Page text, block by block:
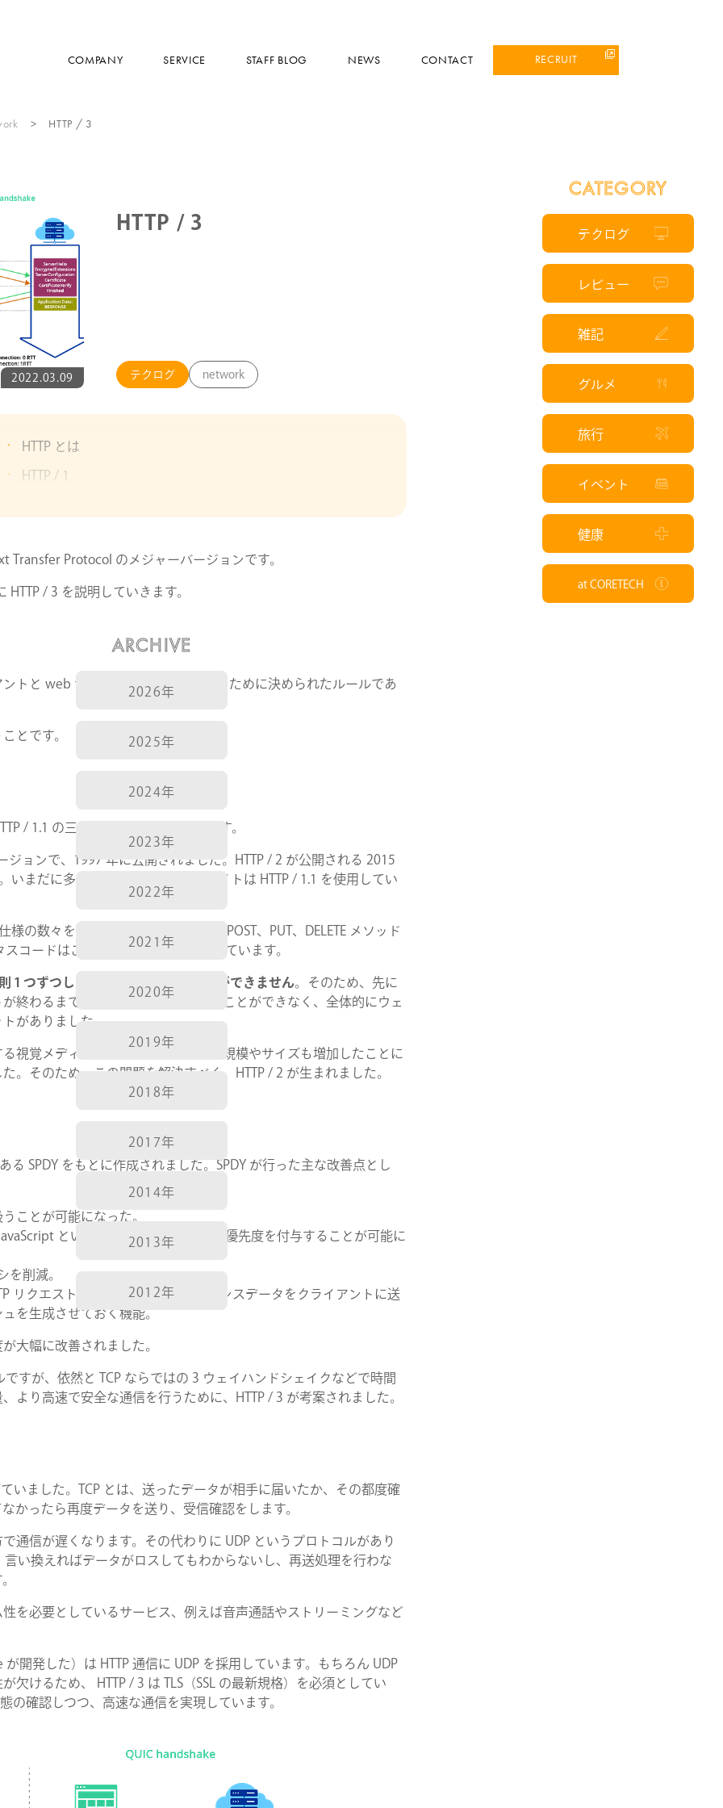
COMPANY SERVICE STAFF BLOG NEWS CONTACT RECRUIT
COMPANY
SERVICE
STAFF BLOG
NEWS
CONTACT
HTTP / 3
2022.03.09
HTTP / 3
テクログ network
HTTP とは
HTTP / 1
Transfer Protocol のメジャーバージョンです。
HTTP / 3 を説明していきます。
トと web サーバーがやり取りを行うために決められたルールであ
とです。
/ 1.1 の三つのバージョンがあります。
ジョンで、1997 年に公開されました。HTTP / 2 が公開される 2015
いまだに多くの昔からあるウェブサイトは HTTP / 1.1 を使用してい
の数々を確立してきました。GET、POST、PUT、DELETE メソッド
コードはこの時期にすでに定義されています。
1 つずつしかリクエストを送ることができません。そのため、先に
終わるまでほかのリクエストを送ることができなく、全体的にウェ
がありました。
視覚メディアの量や、スクリプトの規模やサイズも増加したことに
。そのため、この問題を解決すべく、HTTP / 2 が生まれました。
る SPDY をもとに作成されました。SPDY が行った主な改善点とし
ことが可能になった。
といったデータ種類に応じて優先度を付与することが可能に
を削減。
リクエストが送信される前にレスポンスデータをクライアントに送
を生成させておく機能。
大幅に改善されました。
すが、依然と TCP ならではの 3 ウェイハンドシェイクなどで時間
より高速で安全な通信を行うために、HTTP / 3 が考案されました。
いました。TCP とは、送ったデータが相手に届いたか、その都度確
かったら再度データを送り、受信確認をします。
通信が遅くなります。その代わりに UDP というプロトコルがあり
い換えればデータがロスしてもわからないし、再送処理を行わな
を必要としているサービス、例えば音声通話やストリーミングなど
開発した）は HTTP 通信に UDP を採用しています。もちろん UDP
欠けるため、 HTTP / 3 は TLS（SSL の最新規格）を必須としてい
の確認しつつ、高速な通信を実現しています。
CATEGORY
テクログ
レビュー
雑記
グルメ
旅行
イベント
健康
at CORETECH
ARCHIVE
2026年
2025年
2024年
2023年
2022年
2021年
2020年
2019年
2018年
2017年
2014年
2013年
2012年